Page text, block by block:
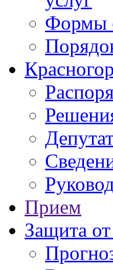
Формы
Прием
Защита